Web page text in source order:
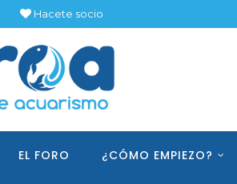
Hacete socio
EL FORO ¿CÓMO EMPIEZO?